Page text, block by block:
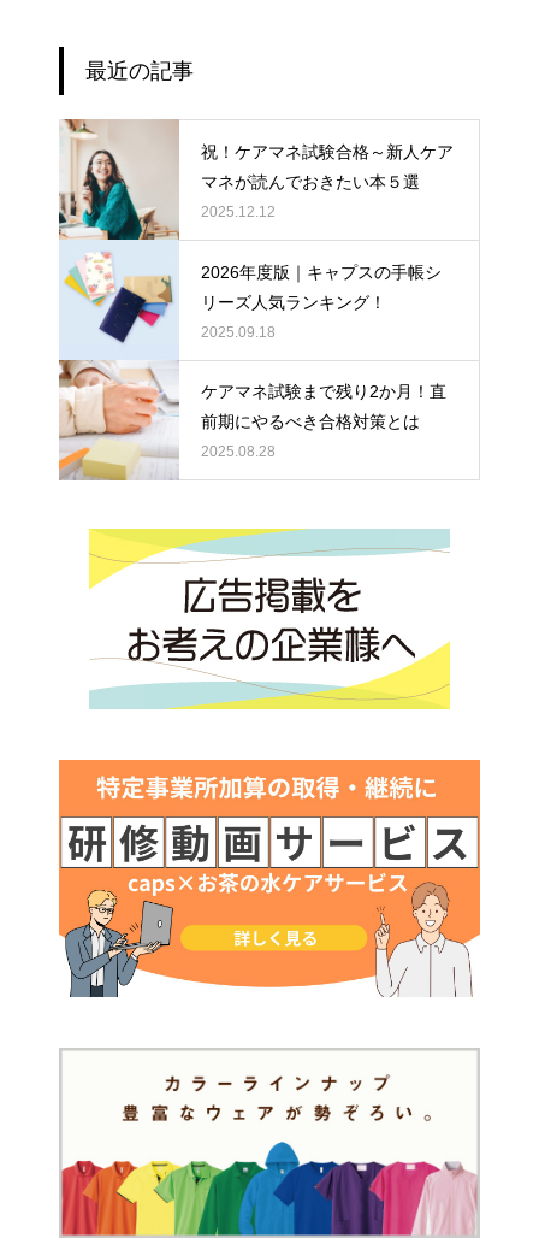
最近の記事
祝！ケアマネ試験合格～新人ケア
マネが読んでおきたい本５選
2025.12.12
2026年度版｜キャプスの手帳シ
リーズ人気ランキング！
2025.09.18
ケアマネ試験まで残り2か月！直
前期にやるべき合格対策とは
2025.08.28